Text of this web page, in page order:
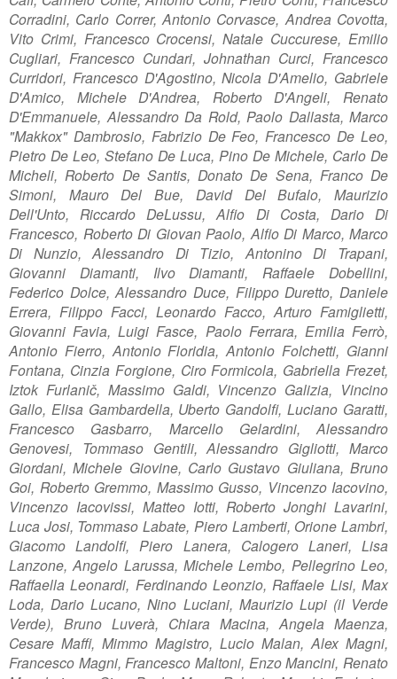
Corradini, Carlo Correr, Antonio Corvasce, Andrea Covotta,
Vito Crimi, Francesco Crocensi, Natale Cuccurese, Emilio
Cugliari, Francesco Cundari, Johnathan Curci, Francesco
Curridori, Francesco D'Agostino, Nicola D'Amelio, Gabriele
D'Amico, Michele D'Andrea, Roberto D'Angeli, Renato
D'Emmanuele, Alessandro Da Rold, Paolo Dallasta, Marco
"Makkox" Dambrosio, Fabrizio De Feo, Francesco De Leo,
Pietro De Leo, Stefano De Luca, Pino De Michele, Carlo De
Micheli, Roberto De Santis, Donato De Sena, Franco De
Simoni, Mauro Del Bue, David Del Bufalo, Maurizio
Dell'Unto, Riccardo DeLussu, Alfio Di Costa, Dario Di
Francesco, Roberto Di Giovan Paolo, Alfio Di Marco, Marco
Di Nunzio, Alessandro Di Tizio, Antonino Di Trapani,
Giovanni Diamanti, Ilvo Diamanti, Raffaele Dobellini,
Federico Dolce, Alessandro Duce, Filippo Duretto, Daniele
Errera, Filippo Facci, Leonardo Facco, Arturo Famiglietti,
Giovanni Favia, Luigi Fasce, Paolo Ferrara, Emilia Ferrò,
Antonio Fierro, Antonio Floridia, Antonio Folchetti, Gianni
Fontana, Cinzia Forgione, Ciro Formicola, Gabriella Frezet,
Iztok Furlanič, Massimo Galdi, Vincenzo Galizia, Vincino
Gallo, Elisa Gambardella, Uberto Gandolfi, Luciano Garatti,
Francesco Gasbarro, Marcello Gelardini, Alessandro
Genovesi, Tommaso Gentili, Alessandro Gigliotti, Marco
Giordani, Michele Giovine, Carlo Gustavo Giuliana, Bruno
Goi, Roberto Gremmo, Massimo Gusso, Vincenzo Iacovino,
Vincenzo Iacovissi, Matteo Iotti, Roberto Jonghi Lavarini,
Luca Josi, Tommaso Labate, Piero Lamberti, Orione Lambri,
Giacomo Landolfi, Piero Lanera, Calogero Laneri, Lisa
Lanzone, Angelo Larussa, Michele Lembo, Pellegrino Leo,
Raffaella Leonardi, Ferdinando Leonzio, Raffaele Lisi, Max
Loda, Dario Lucano, Nino Luciani, Maurizio Lupi (il Verde
Verde), Bruno Luverà, Chiara Macina, Angela Maenza,
Cesare Maffi, Mimmo Magistro, Lucio Malan, Alex Magni,
Francesco Magni, Francesco Maltoni, Enzo Mancini, Renato